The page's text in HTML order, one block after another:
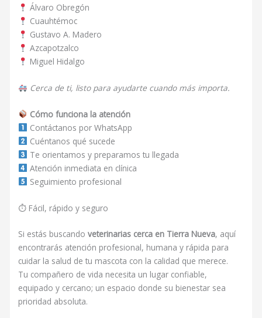
Álvaro Obregón
Cuauhtémoc
Gustavo A. Madero
Azcapotzalco
Miguel Hidalgo
Cerca de ti, listo para ayudarte cuando más importa.
Cómo funciona la atención
Contáctanos por WhatsApp
Cuéntanos qué sucede
Te orientamos y preparamos tu llegada
Atención inmediata en clínica
Seguimiento profesional
⏱ Fácil, rápido y seguro
Si estás buscandoveterinarias cerca en Tierra Nueva, aquí
encontrarás atención profesional, humana y rápida para
cuidar la salud de tu mascota con la calidad que merece.
Tu compañero de vida necesita un lugar confiable,
equipado y cercano; un espacio donde su bienestar sea
prioridad absoluta.